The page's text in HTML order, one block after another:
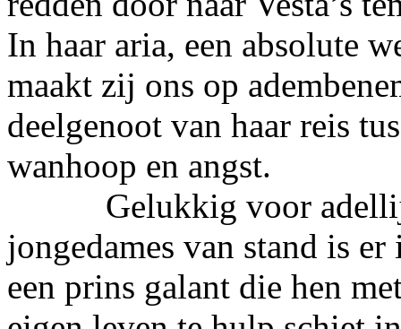
In haar aria, een absolute
maakt zij ons op
deelgenoot van haar reis
wanhoop en angst.
Gelukkig voor
jongedames van stand is er
een prins galant die hen